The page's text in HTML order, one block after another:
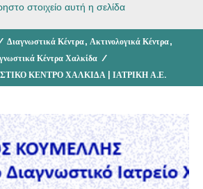
στοιχείο αυτή η σελίδα
Διαγνωστικά Κέντρα, Ακτινολογικά Κέντρα,
Κέντρα Χαλκίδα /
ΚΕΝΤΡΟ ΧΑΛΚΙΔΑ | ΙΑΤΡΙΚΗ Α.Ε.